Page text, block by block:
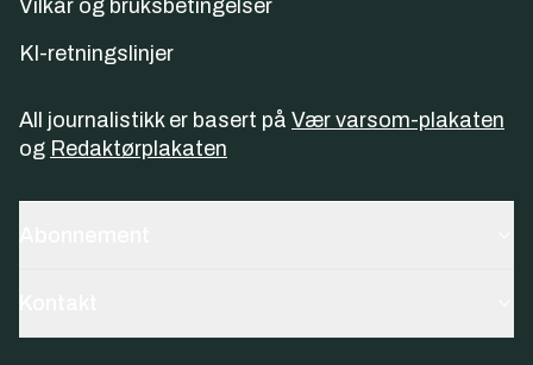
Vilkår og bruksbetingelser
KI-retningslinjer
All journalistikk er basert på Vær varsom-plakaten
og Redaktørplakaten